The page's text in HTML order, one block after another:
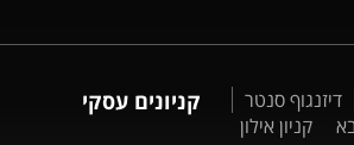
דיזנגוף סנטר
קניון אילון
קניונים עסקי